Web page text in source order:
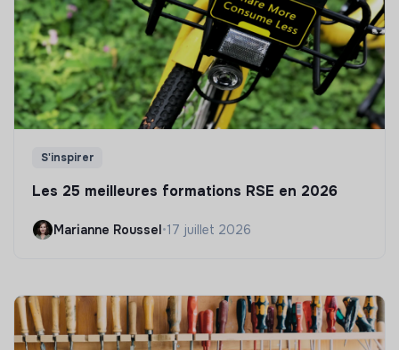
S'inspirer
Les 25 meilleures formations RSE en 2026
Marianne Roussel•17 juillet 2026